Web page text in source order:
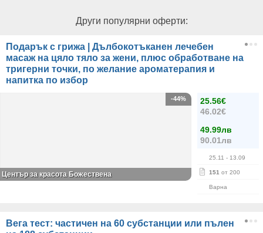
Други популярни оферти:
Подарък с грижа | Дълбокотъканен лечебен
масаж на цяло тяло за жени, плюс обработване на
тригерни точки, по желание ароматерапия и
напитка по избор
25.56€
46.02€
49.99лв
90.01лв
25.11 - 13.09
151 от 200
Варна
-44%
Център за красота Божествена
Вега тест: частичен на 60 субстанции или пълен